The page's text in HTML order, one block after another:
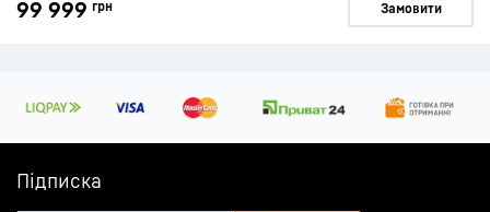
99 999 грн Замовити
Підписка